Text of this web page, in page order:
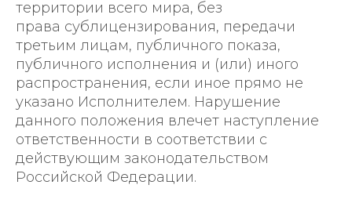
территории всего мира, без
права сублицензирования, передачи
третьим лицам, публичного показа,
публичного исполнения и (или) иного
распространения, если иное прямо не
указано Исполнителем. Нарушение
данного положения влечет наступление
ответственности в соответствии с
действующим законодательством
Российской Федерации.